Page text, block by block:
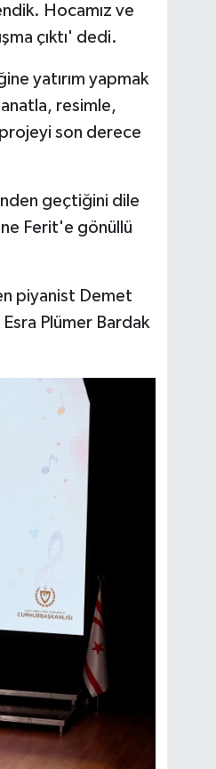
Hocamız ve
çıktı' dedi.
yatırım yapmak
resimle,
son derece
geçtiğini dile
Ferit'e gönüllü
piyanist Demet
Esra Plümer Bardak